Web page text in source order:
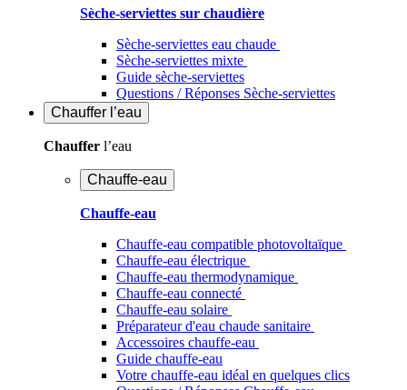
Sèche-serviettes sur chaudière
Sèche-serviettes eau chaude
Sèche-serviettes mixte
Guide sèche-serviettes
Questions / Réponses Sèche-serviettes
Chauffer l’eau
Chauffer l’eau
Chauffe-eau
Chauffe-eau
Chauffe-eau compatible photovoltaïque
Chauffe-eau électrique
Chauffe-eau thermodynamique
Chauffe-eau connecté
Chauffe-eau solaire
Préparateur d'eau chaude sanitaire
Accessoires chauffe-eau
Guide chauffe-eau
Votre chauffe-eau idéal en quelques clics